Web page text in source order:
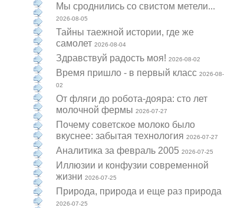
Мы сроднились со свистом метели...
2026-08-05
Тайны таежной истории, где же
самолет2026-08-04
Здравствуй радость моя!2026-08-02
Время пришло - в первый класс2026-08-
02
От фляги до робота-дояра: сто лет
молочной фермы2026-07-27
Почему советское молоко было
вкуснее: забытая технология2026-07-27
Аналитика за февраль 20052026-07-25
Иллюзии и конфузии современной
жизни2026-07-25
Природа, природа и еще раз природа
2026-07-25